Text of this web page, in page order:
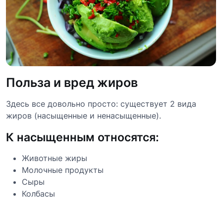
Польза и вред жиров
Здесь все довольно просто: существует 2 вида
жиров (насыщенные и ненасыщенные).
К насыщенным относятся:
Животные жиры
Молочные продукты
Сыры
Колбасы